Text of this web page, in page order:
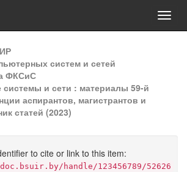
систем и сетей
ФКСиС
и сети : материалы 59-й
аспирантов, магистрантов и
статей (2023)
to cite or link to this item:
handle/123456789/52626